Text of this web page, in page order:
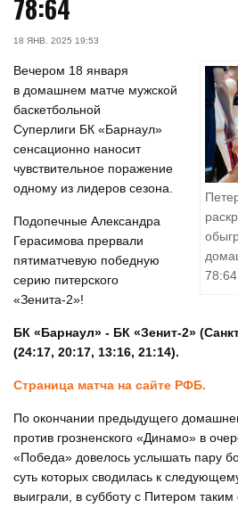
78:64
18 ЯНВ. 2025 19:53
78:64
Вечером 18 января
в домашнем матче мужской
баскетбольной
Суперлиги БК «Барнаул»
сенсационно наносит
чувствительное поражение
одному из лидеров сезона.
Подопечные Александра
Герасимова прервали
пятиматчевую победную
серию питерского
«Зенита-2»!
БК «Барнаул» - БК «Зенит-2»
(24:17, 20:17, 13:16, 21:14).
Страница матча на сайте РФБ.
По окончании предыдущего
против грозненского «Динамо» в
«Победа» довелось услышать пару
суть которых сводилась к
выиграли, в субботу с Питером